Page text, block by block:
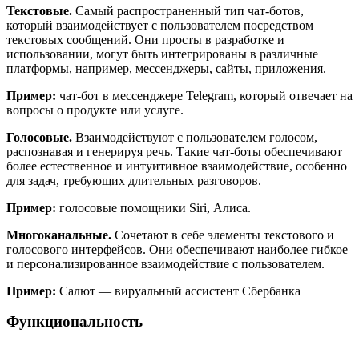
Текстовые. Самый распространенный тип чат-ботов,
который взаимодействует с пользователем посредством
текстовых сообщений. Они просты в разработке и
использовании, могут быть интегрированы в различные
платформы, например, мессенджеры, сайты, приложения.
Пример: чат-бот в мессенджере Telegram, который отвечает на
вопросы о продукте или услуге.
Голосовые. Взаимодействуют с пользователем голосом,
распознавая и генерируя речь. Такие чат-боты обеспечивают
более естественное и интуитивное взаимодействие, особенно
для задач, требующих длительных разговоров.
Пример: голосовые помощники Siri, Алиса.
Многоканальные. Сочетают в себе элементы текстового и
голосового интерфейсов. Они обеспечивают наиболее гибкое
и персонализированное взаимодействие с пользователем.
Пример: Салют — вируальный ассистент Сбербанка
Функциональность